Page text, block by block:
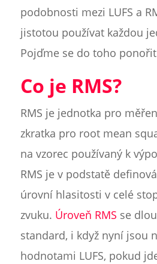
podobnosti mezi LUFS a
jistotou používat každou
Pojďme se do toho
Co je RMS?
RMS je jednotka pro
zkratka pro root mean
na vzorec používaný k
RMS je v podstatě
úrovní hlasitosti v celé
zvuku. Úroveň RMS se
standard, i když nyní jsou
hodnotami LUFS, pokud